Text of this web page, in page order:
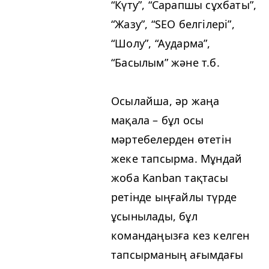
“Күту”, “Сарапшы сұхбаты”,
“Жазу”, “SEO белгілері”,
“Шолу”, “Аударма”,
“Басылым” және т.б.
Осылайша, әр жаңа
мақала – бұл осы
мәртебелерден өтетін
жеке тапсырма. Мұндай
жоба Kan­ban тақтасы
ретінде ыңғайлы түрде
ұсынылады, бұл
командаңызға кез келген
тапсырманың ағымдағы